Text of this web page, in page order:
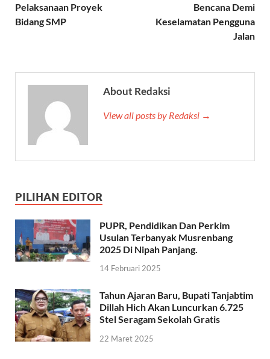
Pelaksanaan Proyek
Bidang SMP
Bencana Demi
Keselamatan Pengguna
Jalan
About Redaksi
View all posts by Redaksi →
PILIHAN EDITOR
PUPR, Pendidikan Dan Perkim
Usulan Terbanyak Musrenbang
2025 Di Nipah Panjang.
14 Februari 2025
Tahun Ajaran Baru, Bupati Tanjabtim
Dillah Hich Akan Luncurkan 6.725
Stel Seragam Sekolah Gratis
22 Maret 2025